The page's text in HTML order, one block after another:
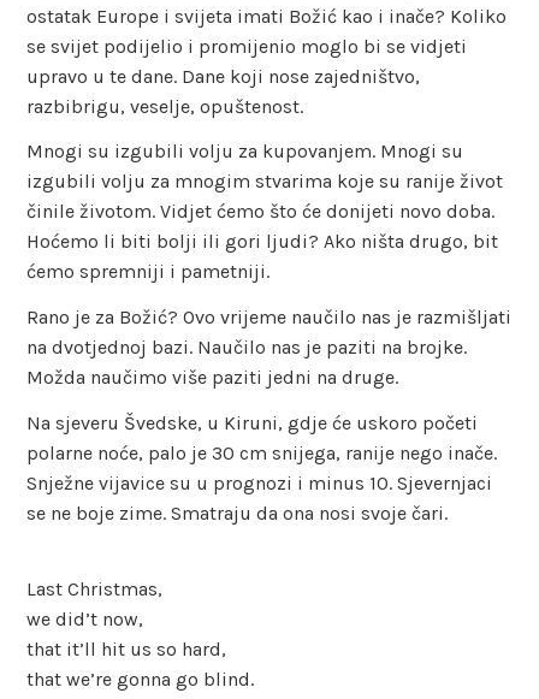
ostatak Europe i svijeta imati Božić kao i inače? Koliko
se svijet podijelio i promijenio moglo bi se vidjeti
upravo u te dane. Dane koji nose zajedništvo,
razbibrigu, veselje, opuštenost.
Mnogi su izgubili volju za kupovanjem. Mnogi su
izgubili volju za mnogim stvarima koje su ranije život
činile životom. Vidjet ćemo što će donijeti novo doba.
Hoćemo li biti bolji ili gori ljudi? Ako ništa drugo, bit
ćemo spremniji i pametniji.
Rano je za Božić? Ovo vrijeme naučilo nas je razmišljati
na dvotjednoj bazi. Naučilo nas je paziti na brojke.
Možda naučimo više paziti jedni na druge.
Na sjeveru Švedske, u Kiruni, gdje će uskoro početi
polarne noće, palo je 30 cm snijega, ranije nego inače.
Snježne vijavice su u prognozi i minus 10. Sjevernjaci
se ne boje zime. Smatraju da ona nosi svoje čari.
Last Christmas,
we did’t now,
that it’ll hit us so hard,
that we’re gonna go blind.